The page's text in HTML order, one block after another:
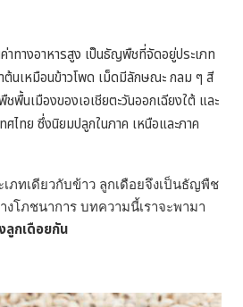
างอาหารสูง เป็นธัญพืชที่จัดอยู่ประเภท
ต้นเหมือนข้าวโพด เม็ดมีลักษณะกลม ๆ สี
พื้นเมืองของเอเชียตะวันออกเฉียงใต้ และ
ศไทย ซึ่งนิยมปลูกในภาค เหนือและภาค
เภทเดียวกับข้าว ลูกเดือยจึงเป็นธัญพืช
โภชนาการ บทความนี้เราจะพามา
ลูกเดือยกัน